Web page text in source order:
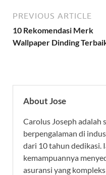
PREVIOUS ARTICLE
10 Rekomendasi Merk
Wallpaper Dinding
About Jose
Carolus Joseph adalah
berpengalaman di
dari 10 tahun dedikasi.
kemampuannya
asuransi yang